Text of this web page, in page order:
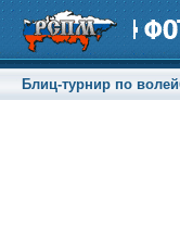
Блиц-турнир по